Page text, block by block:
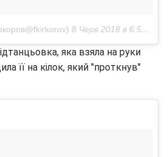
8 Черв 2018 в 6:53 PDT
яка взяла на руки
її на кілок, який "проткнув"